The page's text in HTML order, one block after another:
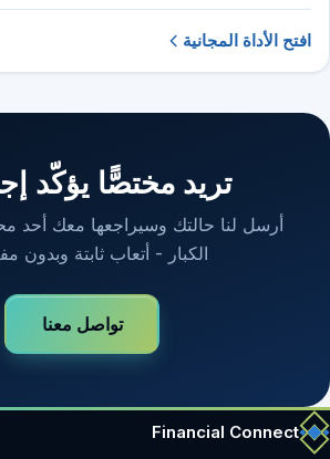
افتح الأداة المجانية
تريد مختصًّا يؤكّد
أرسل لنا حالتك وسيراجعها معك أحد
الكبار - أتعاب ثابتة وبدون
تواصل معنا
Financial Connect